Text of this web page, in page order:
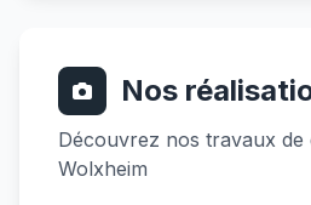
Nos
Découvrez nos travaux de
Wolxheim